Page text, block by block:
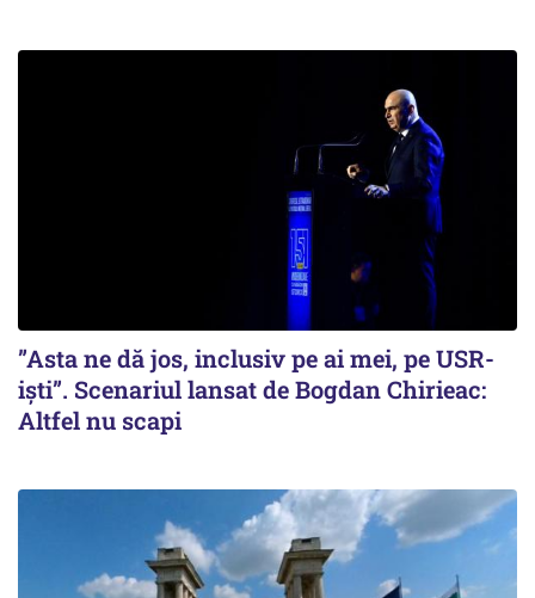
”Asta ne dă jos, inclusiv pe ai mei, pe USR-
iști”. Scenariul lansat de Bogdan Chirieac:
Altfel nu scapi